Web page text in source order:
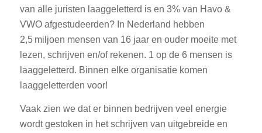
van alle juristen laaggeletterd is en 3% van Havo &
VWO afgestudeerden? In Nederland hebben
2,5 miljoen mensen van 16 jaar en ouder moeite met
lezen, schrijven en/of rekenen. 1 op de 6 mensen is
laaggeletterd. Binnen elke organisatie komen
laaggeletterden voor!
Vaak zien we dat er binnen bedrijven veel energie
wordt gestoken in het schrijven van uitgebreide en